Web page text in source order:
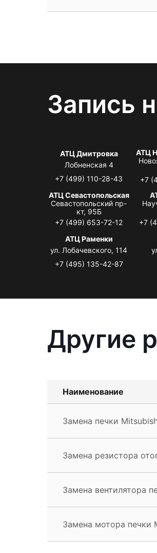
Запись
АТЦ Дмитровка
Лобненская 4
+7 (499) 110-28-43
АТЦ
+7
АТЦ Севастопольская
Севастопольский пр-
кт, 95Б
+7 (499) 653-72-12
+7
АТЦ Раменки
ул. Лобачевского, 114
+7 (495) 135-42-87
Другие
Наименование
Замена печки
Замена резистора
Замена вентилятора
Замена мотора печки